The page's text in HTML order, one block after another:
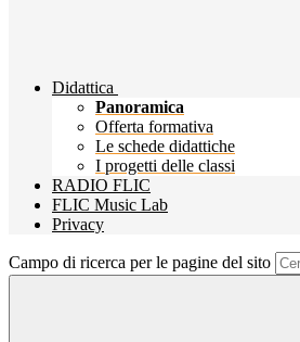
Didattica
Panoramica
Offerta formativa
Le schede didattiche
I progetti delle classi
RADIO FLIC
FLIC Music Lab
Privacy
Campo di ricerca per le pagine del sito